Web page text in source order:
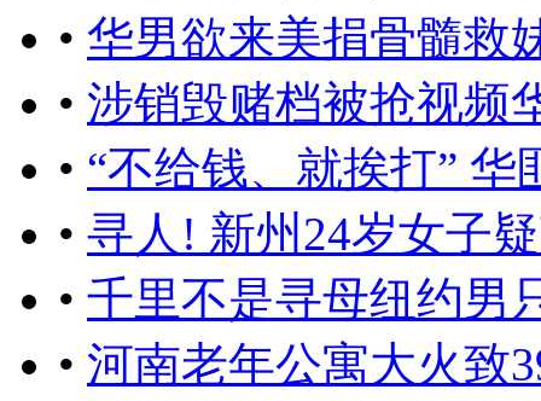
• 华男欲来美捐骨髓救
• 涉销毁赌档被抢视频
• “不给钱、就挨打”
• 寻人! 新州24岁女子
• 千里不是寻母纽约男
• 河南老年公寓大火致